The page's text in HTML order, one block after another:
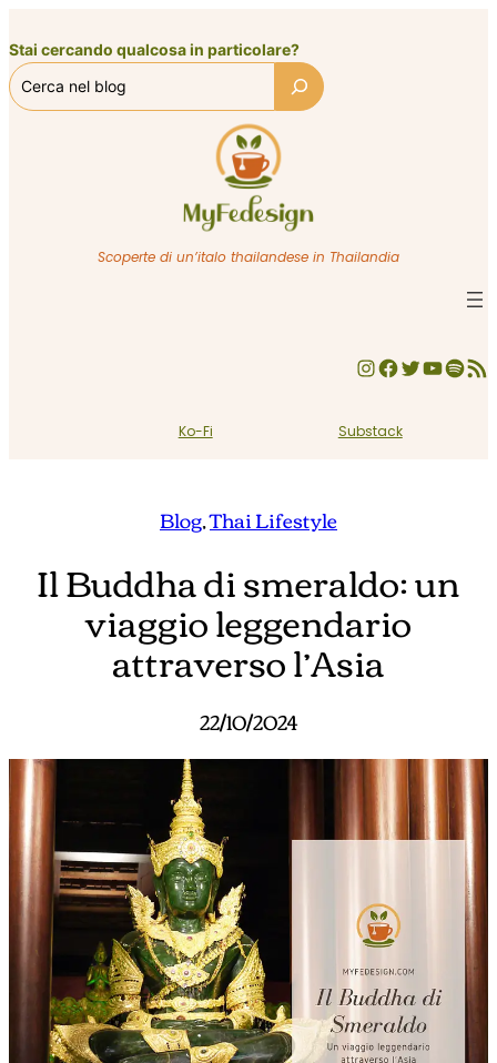
al
contenuto
Stai cercando qualcosa in particolare?
Scoperte di un’italo thailandese in Thailandia
InstagramFacebook Twitter YouTube Spotify Feed RSS
Ko-Fi Substack
Blog, Thai Lifestyle
Il Buddha di smeraldo: un
viaggio leggendario
attraverso l’Asia
22/10/2024